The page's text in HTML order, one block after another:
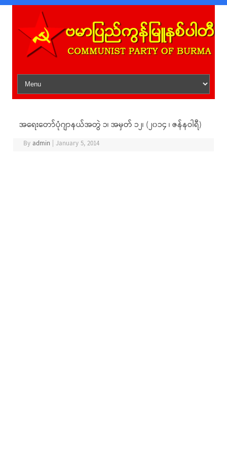
Skip to content
အရေးတော်ပုံဂျာနယ်အတွဲ ၁၊ အမှတ် ၁၂၊ (၂၀၁၄ ၊ ဇန်နဝါရီ)
Byadmin January 5, 2014